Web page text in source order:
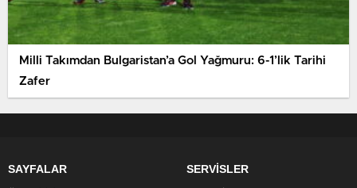
Milli Takımdan Bulgaristan’a Gol Yağmuru: 6-1’lik Tarihi
Zafer
SAYFALAR SERVİSLER